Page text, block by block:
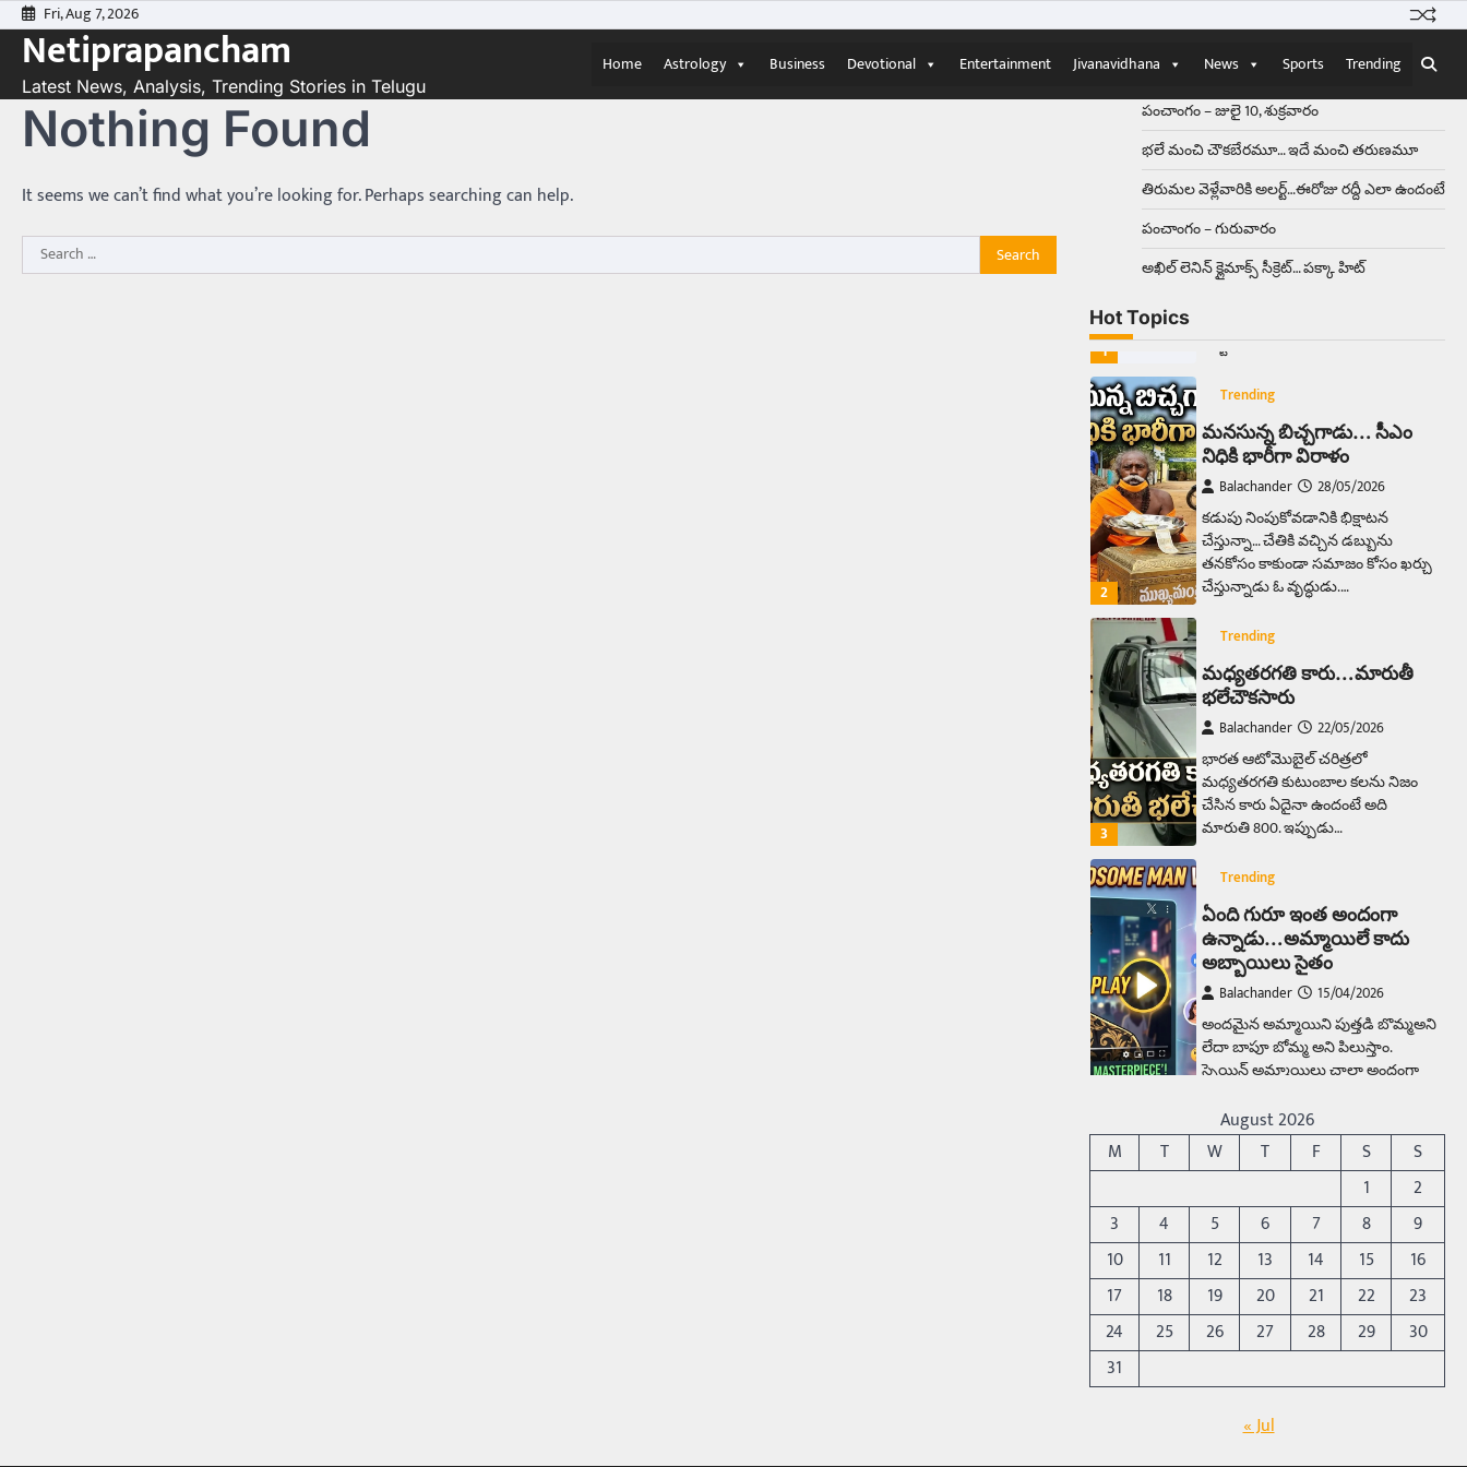
Skip
to
content
Fri, Aug 7, 2026
Netiprapancham
Latest News, Analysis, Trending Stories in Telugu
Home Astrology Business Devotional Entertainment Jivanavidhana News Sports Trending
Nothing Found
It seems we can’t find what you’re looking for. Perhaps searching can help.
Search
for:
పంచాంగం – జులై 10, శుక్రవారం
భలే మంచి చౌకబేరమూ… ఇదే మంచి తరుణమూ
తిరుమల వెళ్లేవారికి అలర్ట్‌…ఈరోజు రద్దీ ఎలా ఉందంటే
పంచాంగం – గురువారం
అఖిల్‌ లెనిన్ క్లైమాక్స్‌ సీక్రెట్‌… పక్కా హిట్‌
Hot Topics
Balachander 15/04/2026
ఉత్తర ప్రదేశ్‌లోని ఝాన్సీ జిల్లాలో ఒక
వింతైన రోడ్డు ప్రమాదం చోటుచేసుకుంది.
వేల సంఖ్యలో బీరు…
1
Trending
అక్కడ ఆదివారం బట్టలు
ఉతికితే…జైలుకే
Balachander
13/06/2026
ఆదివారం వచ్చిందంటే చాలు
‘బట్టలు ఉతకడం’. వారం…
2
Trending
మనసున్న బిచ్చగాడు… సీఎం
నిధికి భారీగా విరాళం
Balachander
28/05/2026
కడుపు నింపుకోవడానికి భిక్షాటన
చేస్తున్నా… చేతికి వచ్చిన డబ్బును
తనకోసం కాకుండా సమాజం కోసం ఖర్చు
చేస్తున్నాడు ఓ వృద్ధుడు.…
3
Trending
మధ్యతరగతి కారు…మారుతీ
భలేచౌకసారు
Balachander
22/05/2026
భారత ఆటోమొబైల్ చరిత్రలో
మధ్యతరగతి కుటుంబాల కలను నిజం
చేసిన కారు ఏదైనా ఉందంటే అది
మారుతి 800. ఇప్పుడు…
Trending
ఏంది గురూ ఇంత అందంగా
ఉన్నాడు…అమ్మాయిలే కాదు
అబ్బాయిలు సైతం
Balachander
15/04/2026
అందమైన అమ్మాయిని పుత్తడి బొమ్మఅని
లేదా బాపూ బోమ్మ అని పిలుస్తాం.
స్పెయిన్‌ అమ్మాయిలు చాలా అందంగా
5
Trending
రోడ్డుపై ఏరులై పారిన బీర్లు…
ఘాటుతో మండుతున్న నోర్లు
Balachander
15/04/2026
ఉత్తర ప్రదేశ్‌లోని ఝాన్సీ జిల్లాలో ఒక
వింతైన రోడ్డు ప్రమాదం చోటుచేసుకుంది.
ఝాన్సీ–కాన్పూర్ జాతీయ రహదారిపై
వేల సంఖ్యలో బీరు…
Trending
అక్కడ ఆదివారం బట్టలు
August 2026
M
T W T F S
S
1
2
3
4 5 6 7 8
9
10
11 12 13 14 15
16
17
18 19 20 21 22
23
24
25 26 27 28 29
30
31
« Jul